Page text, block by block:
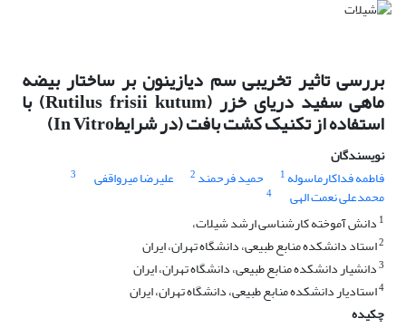
بررسی تاثیر تخریبی سم دیازینون بر ساختار بیضه
ماهی سفید دریای خزر (Rutilus frisii kutum) با
استفاده از تکنیک کشت بافت (در شرایطIn Vitro)
نویسندگان
فاطمه فداکار‌ماسوله 1 حمید فرحمند 2 علیرضا میرواقفی 3
محمدعلی نعمت الهی
4
1 دانش آموخته کارشناسی ارشد شیلات،
2استاد دانشکده منابع طبیعی، دانشگاه تهران، ایران
3دانشیار دانشکده منابع طبیعی، دانشگاه تهران، ایران
4استادیار دانشکده منابع طبیعی، دانشگاه تهران، ایران
چکیده